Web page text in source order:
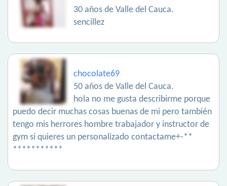
30 años de Valle del Cauca.
sencillez
chocolate69
50 años de Valle del Cauca.
hola no me gusta describirme porque
puedo decir muchas cosas buenas de mi pero también
tengo mis herrores hombre trabajador y instructor de
gym si quieres un personalizado contactame+-**
***********